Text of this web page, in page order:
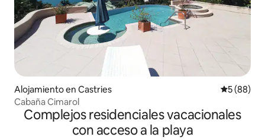
Alojamiento en Castries
5 (88)
Cabaña Cimarol
Complejos residenciales vacacionales
con acceso a la playa